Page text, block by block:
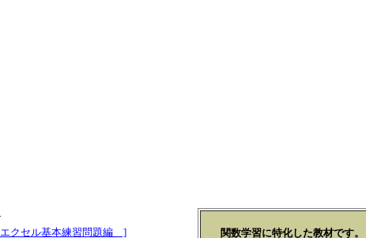
クセル基本練習問題編 ] 関数学習に特化した教材です。